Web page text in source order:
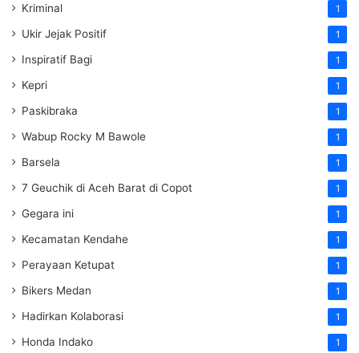
Kriminal 1
Ukir Jejak Positif 1
Inspiratif Bagi 1
Kepri 1
Paskibraka 1
Wabup Rocky M Bawole 1
Barsela 1
7 Geuchik di Aceh Barat di Copot 1
Gegara ini 1
Kecamatan Kendahe 1
Perayaan Ketupat 1
Bikers Medan 1
Hadirkan Kolaborasi 1
Honda Indako 1